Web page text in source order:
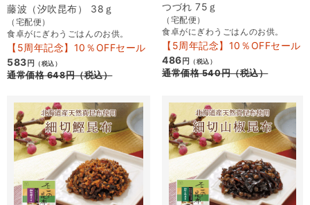
藤波（汐吹昆布） 38ｇ
（宅配便）
食卓がにぎわうごはんのお供。
【5周年記念】10％OFFセール
583 円 （税込）
通常価格648円（税込）
つづれ 75ｇ
（宅配便）
食卓がにぎわうごはんのお供。
【5周年記念】10％OFFセール
486 円 （税込）
通常価格540円（税込）